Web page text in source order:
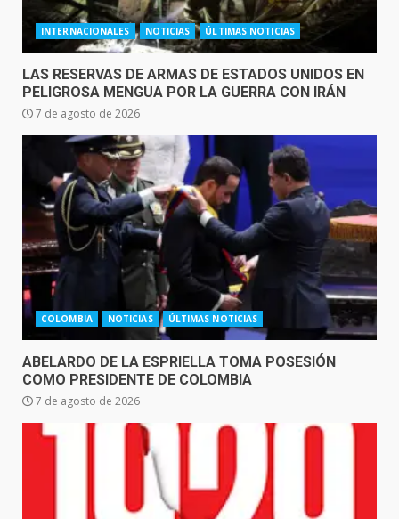
INTERNACIONALES NOTICIAS ÚLTIMAS NOTICIAS
LAS RESERVAS DE ARMAS DE ESTADOS UNIDOS EN
PELIGROSA MENGUA POR LA GUERRA CON IRÁN
7 de agosto de 2026
COLOMBIA NOTICIAS ÚLTIMAS NOTICIAS
ABELARDO DE LA ESPRIELLA TOMA POSESIÓN
COMO PRESIDENTE DE COLOMBIA
7 de agosto de 2026